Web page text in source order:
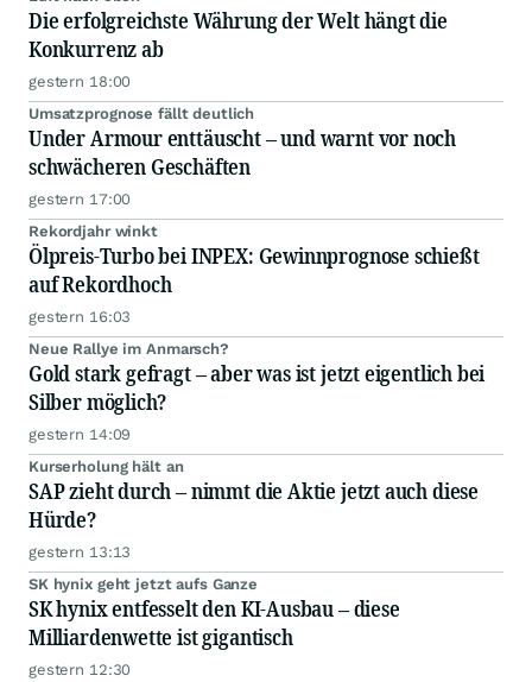
Die erfolgreichste Währung der Welt hängt die
Konkurrenz ab
gestern 18:00
Umsatzprognose fällt deutlich
Under Armour enttäuscht – und warnt vor noch
schwächeren Geschäften
gestern 17:00
Rekordjahr winkt
Ölpreis-Turbo bei INPEX: Gewinnprognose schießt
auf Rekordhoch
gestern 16:03
Neue Rallye im Anmarsch?
Gold stark gefragt – aber was ist jetzt eigentlich bei
Silber möglich?
gestern 14:09
Kurserholung hält an
SAP zieht durch – nimmt die Aktie jetzt auch diese
Hürde?
gestern 13:13
SK hynix geht jetzt aufs Ganze
SK hynix entfesselt den KI-Ausbau – diese
Milliardenwette ist gigantisch
gestern 12:30